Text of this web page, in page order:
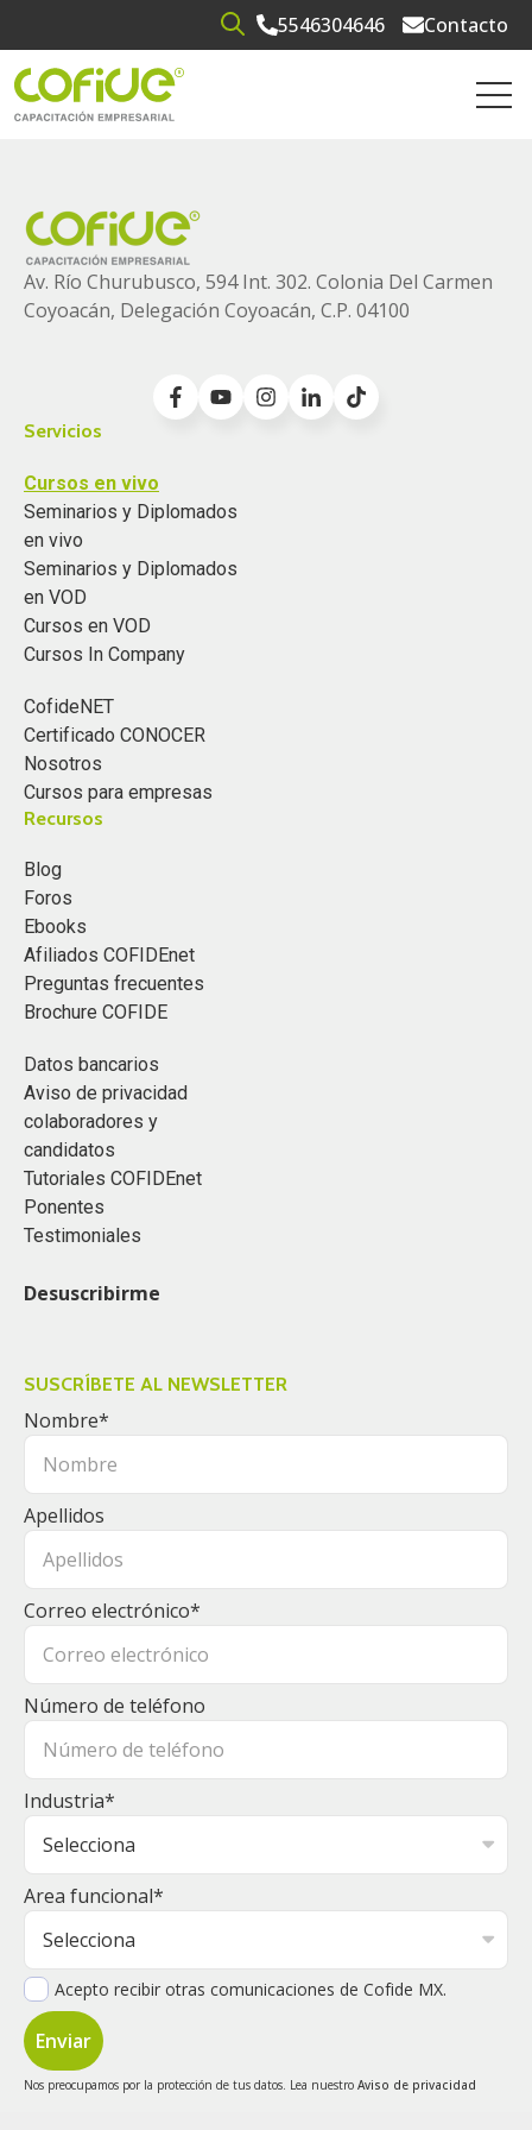
Open search5546304646 Contacto
Av. Río Churubusco, 594 Int. 302. Colonia Del Carmen
Coyoacán, Delegación Coyoacán, C.P. 04100
Servicios
Cursos en vivo
Seminarios y Diplomados
en vivo
Seminarios y Diplomados
en VOD
Cursos en VOD
Cursos In Company
CofideNET
Certificado CONOCER
Nosotros
Cursos para empresas
Recursos
Blog
Foros
Ebooks
Afiliados COFIDEnet
Preguntas frecuentes
Brochure COFIDE
Datos bancarios
Aviso de privacidad
colaboradores y
candidatos
Tutoriales COFIDEnet
Ponentes
Testimoniales
Desuscribirme
SUSCRÍBETE AL NEWSLETTER
Nombre*
Apellidos
Correo electrónico*
Número de teléfono
Industria*
Area funcional*
Acepto recibir otras comunicaciones de Cofide MX.
Nos preocupamos por la protección de tus datos. Lea nuestro Aviso de privacidad